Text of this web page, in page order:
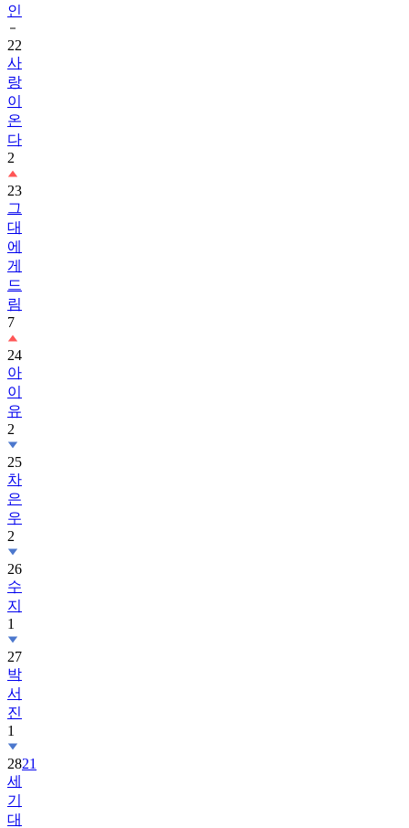
인
22
사
랑
이
온
다
2
23
그
대
에
게
드
림
7
24
아
이
유
2
25
차
은
우
2
26
수
지
1
27
박
서
진
1
2821
세
기
대